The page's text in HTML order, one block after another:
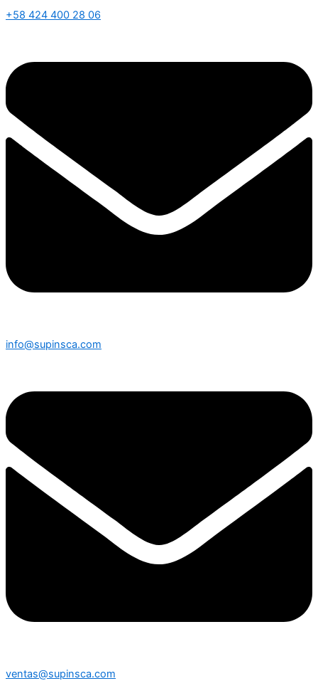
+58 424 400 28 06
info@supinsca.com
ventas@supinsca.com